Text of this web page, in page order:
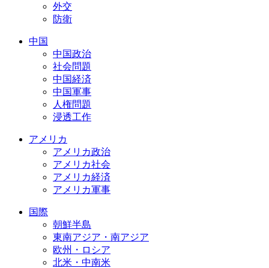
外交
防衛
中国
中国政治
社会問題
中国経済
中国軍事
人権問題
浸透工作
アメリカ
アメリカ政治
アメリカ社会
アメリカ経済
アメリカ軍事
国際
朝鮮半島
東南アジア・南アジア
欧州・ロシア
北米・中南米